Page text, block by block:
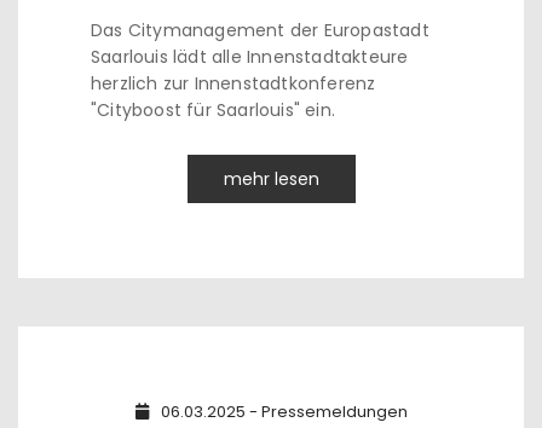
Das Citymanagement der Europastadt
Saarlouis lädt alle Innenstadtakteure
herzlich zur Innenstadtkonferenz
"Cityboost für Saarlouis" ein.
mehr lesen
06.03.2025 - Pressemeldungen